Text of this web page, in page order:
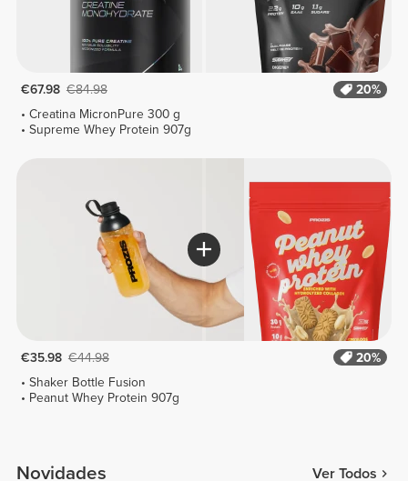
€67.98 €84.98
20%
Creatina MicronPure 300 g
Supreme Whey Protein 907g
€35.98 €44.98
20%
Shaker Bottle Fusion
Peanut Whey Protein 907g
Novidades Ver Todos